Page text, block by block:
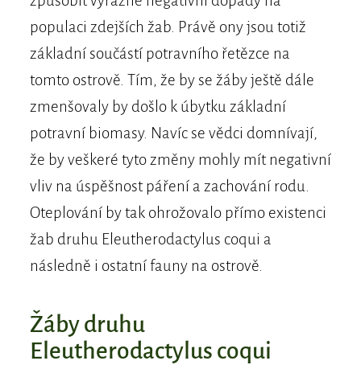
populaci zdejších žab. Právě ony jsou totiž
základní součástí potravního řetězce na
tomto ostrově. Tím, že by se žáby ještě dále
zmenšovaly by došlo k úbytku základní
potravní biomasy. Navíc se vědci domnívají,
že by veškeré tyto změny mohly mít negativní
vliv na úspěšnost páření a zachování rodu.
Oteplování by tak ohrožovalo přímo existenci
žab druhu Eleutherodactylus coqui a
následně i ostatní fauny na ostrově.
Žáby druhu
Eleutherodactylus coqui